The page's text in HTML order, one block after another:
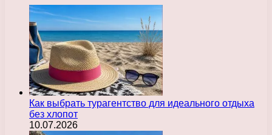
Как выбрать турагентство для идеального отдыха
без хлопот
10.07.2026